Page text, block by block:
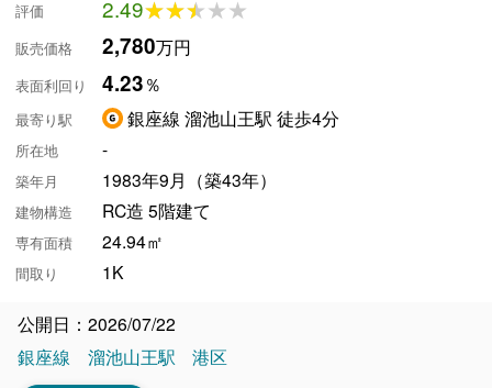
評価 2.49★★★★★
★★★★★
販売価格 2,780万円
表面利回り 4.23％
最寄り駅 銀座線 溜池山王駅 徒歩4分
所在地 -
築年月 1983年9月（築43年）
建物構造 RC造 5階建て
専有面積 24.94㎡
間取り 1K
公開日：2026/07/22
銀座線
溜池山王駅 港区